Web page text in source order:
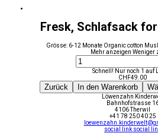
Fresk, Schlafsack
Grösse: 6-12 Monate Organic cotton
Mehr anzeigen Weniger
Schnell! Nur noch 1 auf
CHF49.00
Zurück In den Warenkorb
Löwenzahn
Bahnhofstrasse
4106 Therwil
+41 78 250 40 25
social link social